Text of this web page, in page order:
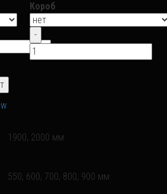
Короб
1900, 2000 мм
550, 600, 700, 800, 900 мм